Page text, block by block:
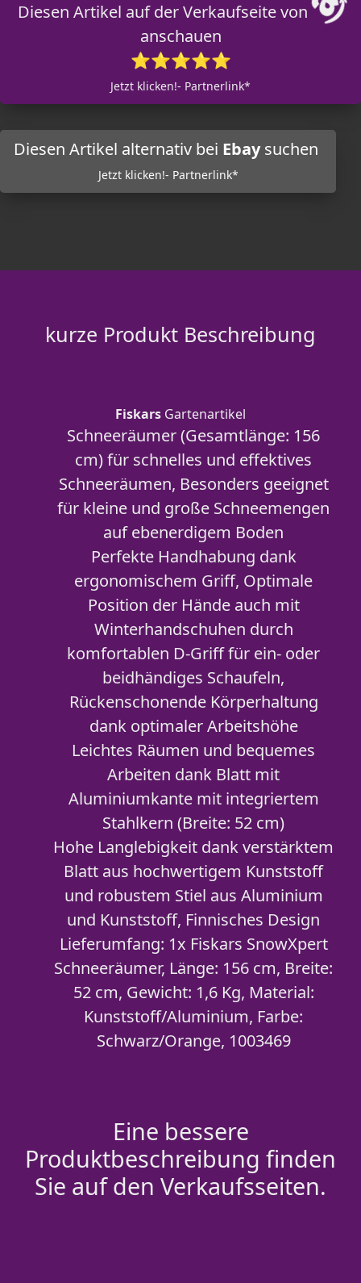
Diesen Artikel auf der Verkaufseite von
anschauen
⭐⭐⭐⭐⭐
Jetzt klicken!- Partnerlink*
Diesen Artikel alternativ bei Ebaysuchen
Jetzt klicken!- Partnerlink*
kurze Produkt Beschreibung
Fiskars Gartenartikel
Schneeräumer (Gesamtlänge: 156
cm) für schnelles und effektives
Schneeräumen, Besonders geeignet
für kleine und große Schneemengen
auf ebenerdigem Boden
Perfekte Handhabung dank
ergonomischem Griff, Optimale
Position der Hände auch mit
Winterhandschuhen durch
komfortablen D-Griff für ein- oder
beidhändiges Schaufeln,
Rückenschonende Körperhaltung
dank optimaler Arbeitshöhe
Leichtes Räumen und bequemes
Arbeiten dank Blatt mit
Aluminiumkante mit integriertem
Stahlkern (Breite: 52 cm)
Hohe Langlebigkeit dank verstärktem
Blatt aus hochwertigem Kunststoff
und robustem Stiel aus Aluminium
und Kunststoff, Finnisches Design
Lieferumfang: 1x Fiskars SnowXpert
Schneeräumer, Länge: 156 cm, Breite:
52 cm, Gewicht: 1,6 Kg, Material:
Kunststoff/Aluminium, Farbe:
Schwarz/Orange, 1003469
Eine bessere
Produktbeschreibung finden
Sie auf den Verkaufsseiten.